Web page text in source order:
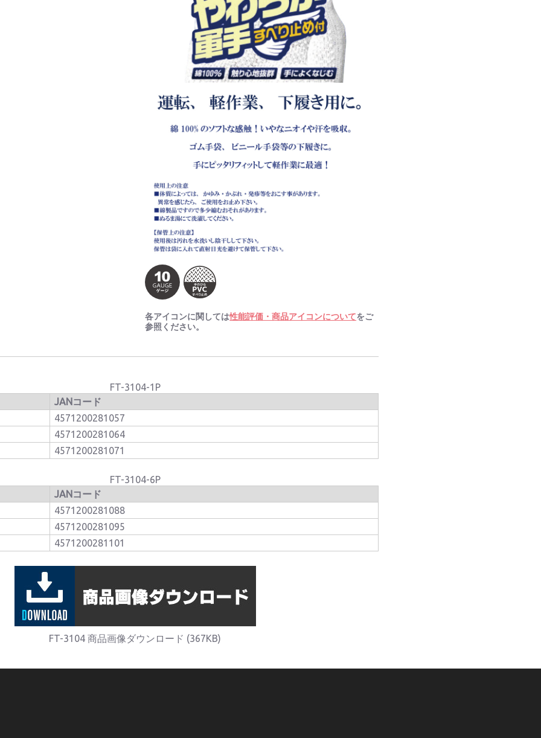
各アイコンに関しては性能評価・商品アイコンについてをご
参照ください。
FT-3104-1P
JANコード
4571200281057
4571200281064
4571200281071
FT-3104-6P
JANコード
4571200281088
4571200281095
4571200281101
FT-3104 商品画像ダウンロード (367KB)